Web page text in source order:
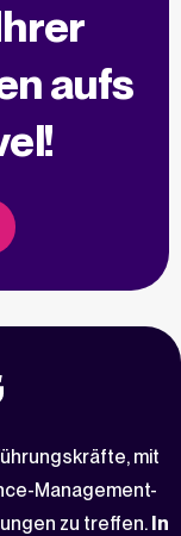
aufs
mit
Management-
zu treffen. In